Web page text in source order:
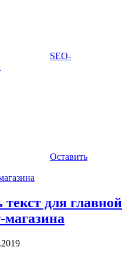
SEO-
Оставить
для главной